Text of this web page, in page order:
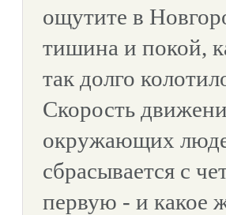
ощутите в
тишина и покой,
так долго
Скорость
окружающих
сбрасывается с
первую - и какое